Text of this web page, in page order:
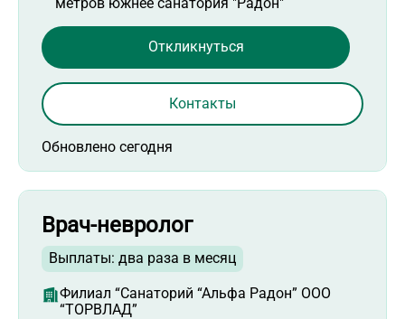
Обновлено сегодня
Откликнуться
Контакты
Врач-невролог
Выплаты: два раза в месяц
Филиал “Санаторий “Альфа Радон” ООО
“ТОРВЛАД”